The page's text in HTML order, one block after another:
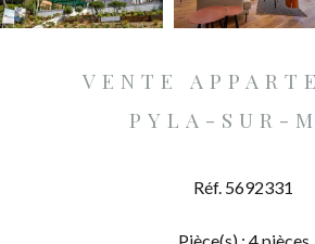
VENTE
PYLA-SUR-
Réf. 5692331